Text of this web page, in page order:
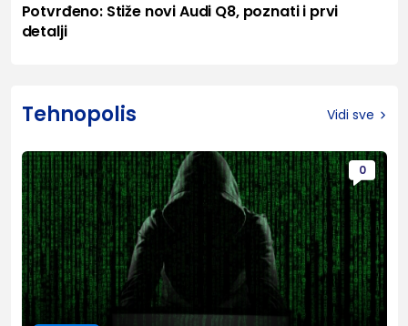
Potvrđeno: Stiže novi Audi Q8, poznati i prvi
detalji
Tehnopolis Vidi sve
0